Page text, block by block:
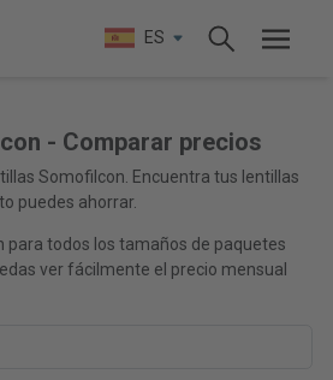
ES
- Comparar precios
Somofilcon. Encuentra tus lentillas
puedes ahorrar.
para todos los tamaños de paquetes
ver fácilmente el precio mensual